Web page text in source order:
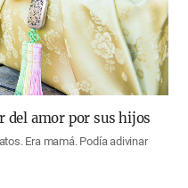
del amor por sus hijos
Era mamá. Podía adivinar